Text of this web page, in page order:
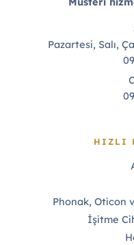
Pazartesi, Salı,
HIZLI
Phonak, Oticon
İşitme